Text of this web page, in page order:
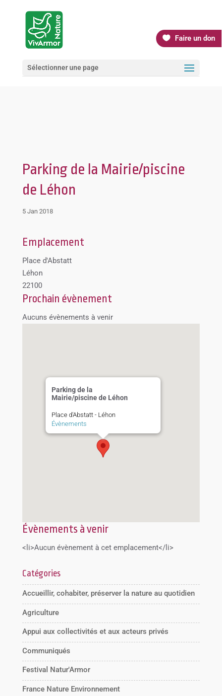
Faire un don
Sélectionner une page
Parking de la Mairie/piscine
de Léhon
5 Jan 2018
Emplacement
Place d'Abstatt
Léhon
22100
Prochain évènement
Aucuns évènements à venir
Parking de la
Mairie/piscine de Léhon
Place d'Abstatt - Léhon
Évènements
Évènements à venir
<li>Aucun évènement à cet emplacement</li>
Catégories
Accueillir, cohabiter, préserver la nature au quotidien
Agriculture
Appui aux collectivités et aux acteurs privés
Communiqués
Festival Natur'Armor
France Nature Environnement